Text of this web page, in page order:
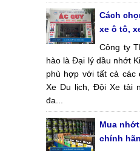
Cách
xe ô tô,
Công ty
hào là Đại lý dầu nhớt
phù hợp với tất cả các
Xe Du lịch, Đội Xe tải
đa...
Mua
chính